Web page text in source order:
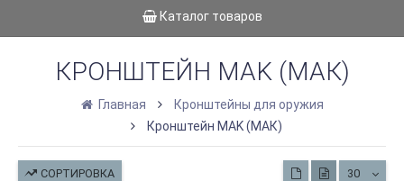
Каталог товаров
КРОНШТЕЙН MAK (МАК)
Главная
Кронштейны для оружия
Кронштейн MAK (МАК)
СОРТИРОВКА 30